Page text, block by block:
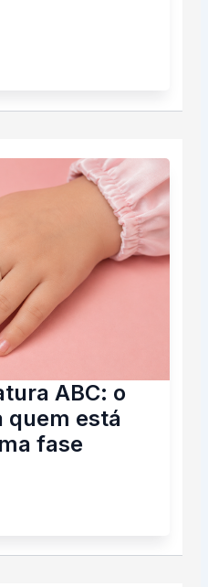
ABC: o
quem está
fase